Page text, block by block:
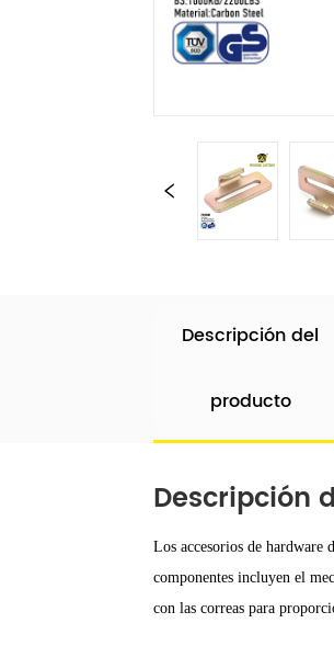
Descripción del
producto
Descripción
Los accesorios de hardware
componentes incluyen el
con las correas para